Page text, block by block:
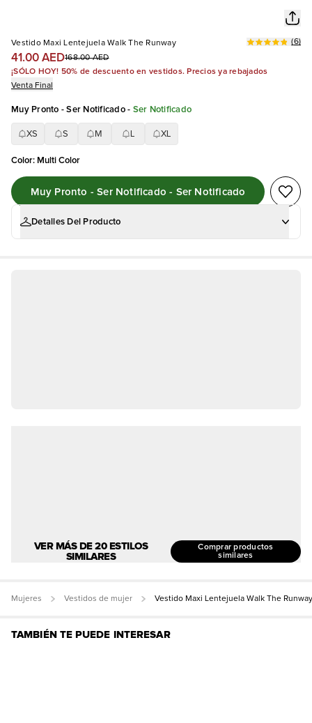
Vestido Maxi Lentejuela Walk The Runway
41.00 AED168.00 AED
(6)
¡SÓLO HOY! 50% de descuento en vestidos. Precios ya rebajados
Venta Final
Muy Pronto - Ser Notificado- Ser Notificado
XS S M XL
Color: Multi Color
Muy Pronto - Ser Notificado - Ser Notificado
Detalles Del Producto
VER MÁS DE 20 ESTILOS
SIMILARES
Comprar productos
similares
Mujeres Vestidos de mujer Vestido Maxi Lentejuela Walk The Runway
TAMBIÉN TE PUEDE INTERESAR